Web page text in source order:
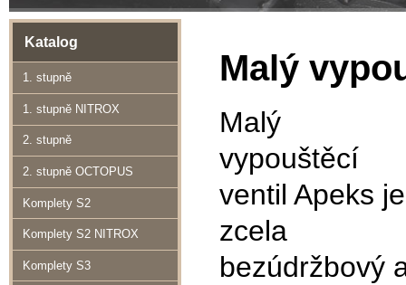
Katalog
1. stupně
1. stupně NITROX
2. stupně
2. stupně OCTOPUS
Komplety S2
Komplety S2 NITROX
Komplety S3
Malý
Malý
vypouštěcí
ventil Apeks je
zcela
bezúdržbový